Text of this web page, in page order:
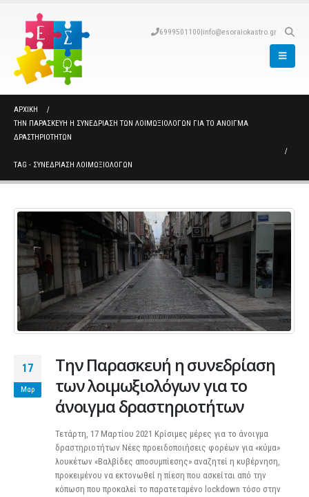
6999501100|info@esoraiokastro.gr
ΑΡΧΙΚΉ
ΤΗΝ ΠΑΡΑΣΚΕΥΉ Η ΣΥΝΕΔΡΊΑΣΗ ΤΩΝ ΛΟΙΜΩΞΙΟΛΌΓΩΝ ΓΙΑ ΤΟ ΆΝΟΙΓΜΑ
ΔΡΑΣΤΗΡΙΟΤΉΤΩΝ
TAG - ΣΥΝΕΔΡΙΑΣΗ ΛΟΙΜΩΞΙΟΛΟΓΩΝ
17
Μαρ
Την Παρασκευή η συνεδρίαση
των λοιμωξιολόγων για το
άνοιγμα δραστηριοτήτων
Τετάρτη, 17 Μαρτίου 2021 Κρίσιμες μέρες για το άνοιγμα
δραστηριοτήτων Νέες προειδοποιήσεις φορέων για «κύμα»
λουκέτων «Βαλβίδες αποσυμπίεσης» αναζητεί η κυβέρνηση,
προκειμένου να εκτονωθεί η πίεση που ασκείται από την
κόπωση που προκαλεί το παρατεταμένο lockdown τόσο στην